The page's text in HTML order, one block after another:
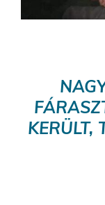
KERÜLT,